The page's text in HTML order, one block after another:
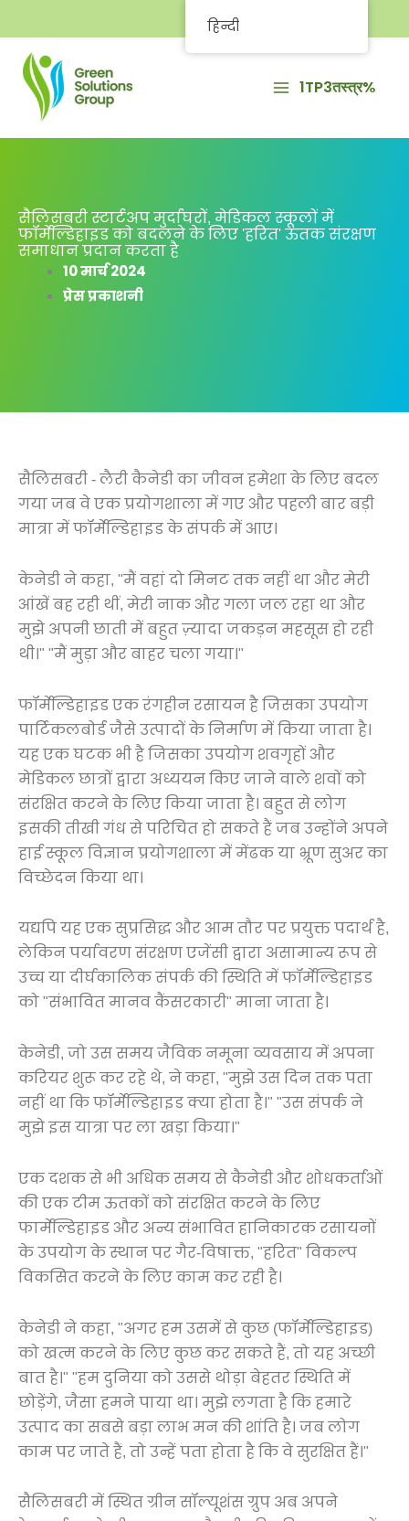
छोड़कर
सामग्री
के
1TP3तस्त्र%
सैलिसबरी स्टार्टअप मुर्दाघरों, मेडिकल स्कूलों में
फॉर्मेल्डिहाइड को बदलने के लिए 'हरित' ऊतक संरक्षण
समाधान प्रदान करता है
10 मार्च 2024
प्रेस प्रकाशनी
सैलिसबरी - लैरी कैनेडी का जीवन हमेशा के लिए बदल
गया जब वे एक प्रयोगशाला में गए और पहली बार बड़ी
मात्रा में फॉर्मेल्डिहाइड के संपर्क में आए।
केनेडी ने कहा, "मैं वहां दो मिनट तक नहीं था और मेरी
आंखें बह रही थीं, मेरी नाक और गला जल रहा था और
मुझे अपनी छाती में बहुत ज़्यादा जकड़न महसूस हो रही
थी।" "मैं मुड़ा और बाहर चला गया।"
फॉर्मेल्डिहाइड एक रंगहीन रसायन है जिसका उपयोग
पार्टिकलबोर्ड जैसे उत्पादों के निर्माण में किया जाता है।
यह एक घटक भी है जिसका उपयोग शवगृहों और
मेडिकल छात्रों द्वारा अध्ययन किए जाने वाले शवों को
संरक्षित करने के लिए किया जाता है। बहुत से लोग
इसकी तीखी गंध से परिचित हो सकते हैं जब उन्होंने अपने
हाई स्कूल विज्ञान प्रयोगशाला में मेंढक या भ्रूण सुअर का
विच्छेदन किया था।
यद्यपि यह एक सुप्रसिद्ध और आम तौर पर प्रयुक्त पदार्थ है,
लेकिन पर्यावरण संरक्षण एजेंसी द्वारा असामान्य रूप से
उच्च या दीर्घकालिक संपर्क की स्थिति में फॉर्मेल्डिहाइड
को "संभावित मानव कैंसरकारी" माना जाता है।
केनेडी, जो उस समय जैविक नमूना व्यवसाय में अपना
करियर शुरू कर रहे थे, ने कहा, "मुझे उस दिन तक पता
नहीं था कि फॉर्मेल्डिहाइड क्या होता है।" "उस संपर्क ने
मुझे इस यात्रा पर ला खड़ा किया।"
एक दशक से भी अधिक समय से कैनेडी और शोधकर्ताओं
की एक टीम ऊतकों को संरक्षित करने के लिए
फार्मेल्डिहाइड और अन्य संभावित हानिकारक रसायनों
के उपयोग के स्थान पर गैर-विषाक्त, "हरित" विकल्प
विकसित करने के लिए काम कर रही है।
केनेडी ने कहा, "अगर हम उसमें से कुछ (फॉर्मेल्डिहाइड)
को खत्म करने के लिए कुछ कर सकते हैं, तो यह अच्छी
बात है।" "हम दुनिया को उससे थोड़ा बेहतर स्थिति में
छोड़ेंगे, जैसा हमने पाया था। मुझे लगता है कि हमारे
उत्पाद का सबसे बड़ा लाभ मन की शांति है। जब लोग
काम पर जाते हैं, तो उन्हें पता होता है कि वे सुरक्षित हैं।"
सैलिसबरी में स्थित ग्रीन सॉल्यूशंस ग्रुप अब अपने
हिन्दी